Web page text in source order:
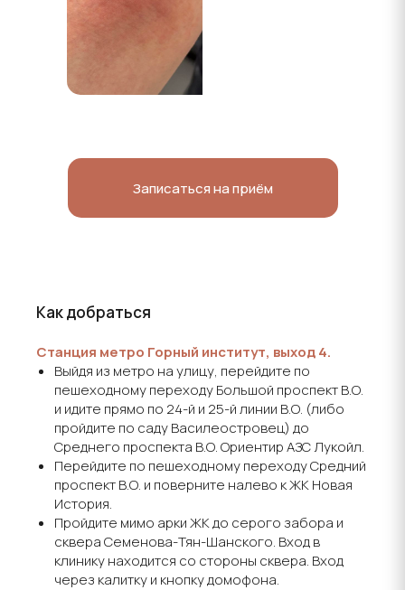
Записаться на приём
Как добраться
Станция метро Горный институт, выход 4.
Выйдя из метро на улицу, перейдите по
пешеходному переходу Большой проспект В.О.
и идите прямо по 24-й и 25-й линии В.О. (либо
пройдите по саду Василеостровец) до
Среднего проспекта В.О. Ориентир АЗС Лукойл.
Перейдите по пешеходному переходу Средний
проспект В.О. и поверните налево к ЖК Новая
История.
Пройдите мимо арки ЖК до серого забора и
сквера Семенова-Тян-Шанского. Вход в
клинику находится со стороны сквера. Вход
через калитку и кнопку домофона.